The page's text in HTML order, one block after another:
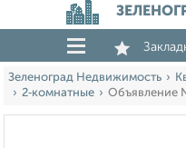
Зеленоград Недвижимость
2‑комнатные
Объявление